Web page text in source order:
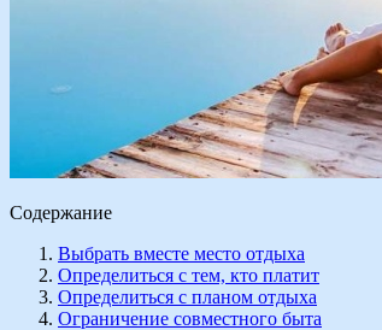
Содержание
Выбрать вместе место отдыха
Определиться с тем, кто платит
Определиться с планом отдыха
Ограничение совместного быта